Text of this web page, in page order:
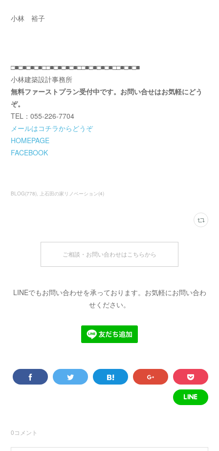
小林 裕子
□■□■□■□■□□■□■□■□■□□■□■□■□■□□■□■□■
小林建築設計事務所
無料ファーストプラン受付中です。お問い合せはお気軽にどう
ぞ。
TEL：055-226-7704
メールはコチラからどうぞ
HOMEPAGE
FACEBOOK
BLOG(778) 上石田の家リノベーション(4)
ご相談・お問い合わせはこちらから
LINEでもお問い合わせを承っております。お気軽にお問い合わ
せください。
0コメント